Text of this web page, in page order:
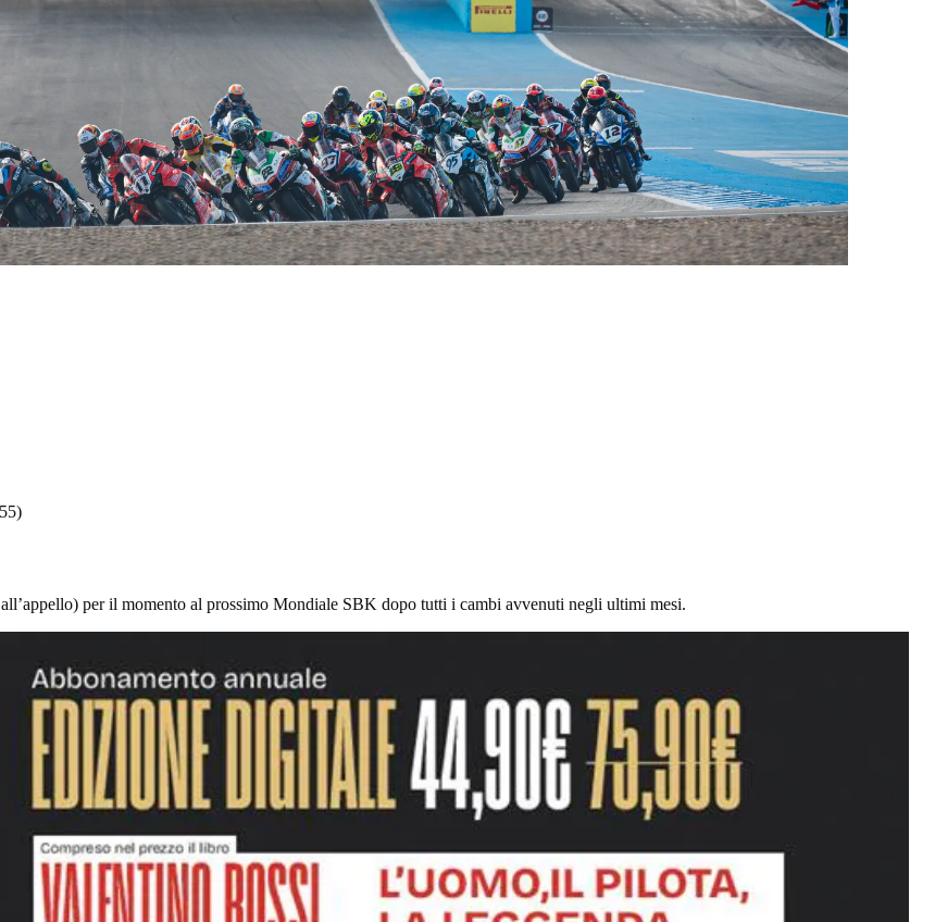
per il momento al prossimo Mondiale SBK dopo tutti i cambi avvenuti negli ultimi mesi.